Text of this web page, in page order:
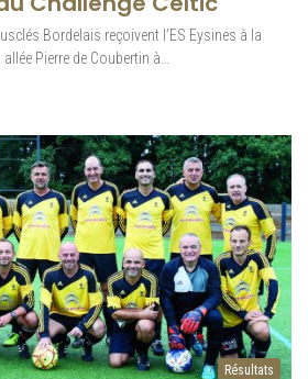
Bordelais reçoivent l’ES Eysines à la
Pierre de Coubertin à…
Résultats